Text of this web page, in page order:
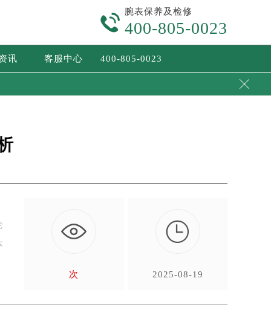

腕表保养及检修
400-805-0023
讯 客服中心 400-805-0023

次

2025-08-19